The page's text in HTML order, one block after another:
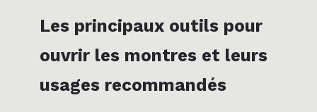
Les principaux outils pour
ouvrir les montres et leurs
usages recommandés